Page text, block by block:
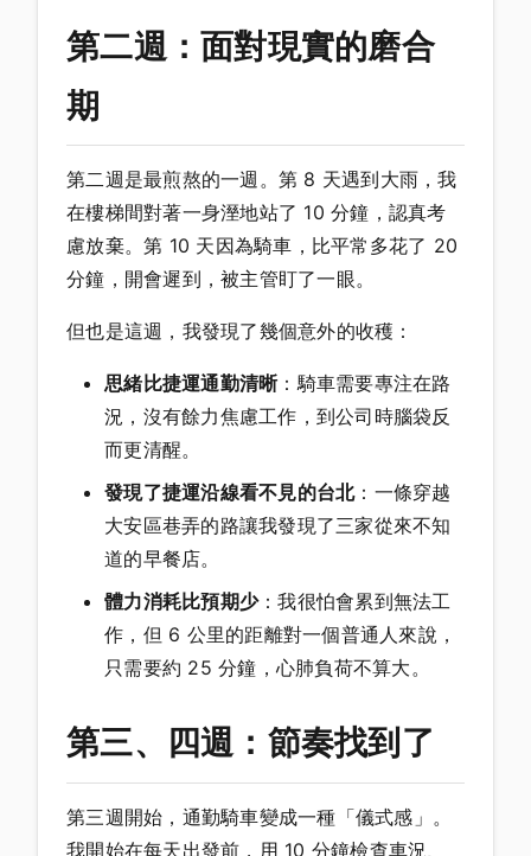
第二週：面對現實的磨合
期
第二週是最煎熬的一週。第 8 天遇到大雨，我
在樓梯間對著一身溼地站了 10 分鐘，認真考
慮放棄。第 10 天因為騎車，比平常多花了 20
分鐘，開會遲到，被主管盯了一眼。
但也是這週，我發現了幾個意外的收穫：
思緒比捷運通勤清晰：騎車需要專注在路
況，沒有餘力焦慮工作，到公司時腦袋反
而更清醒。
發現了捷運沿線看不見的台北：一條穿越
大安區巷弄的路讓我發現了三家從來不知
道的早餐店。
體力消耗比預期少：我很怕會累到無法工
作，但 6 公里的距離對一個普通人來說，
只需要約 25 分鐘，心肺負荷不算大。
第三、四週：節奏找到了
第三週開始，通勤騎車變成一種「儀式感」。
我開始在每天出發前，用 10 分鐘檢查車況、